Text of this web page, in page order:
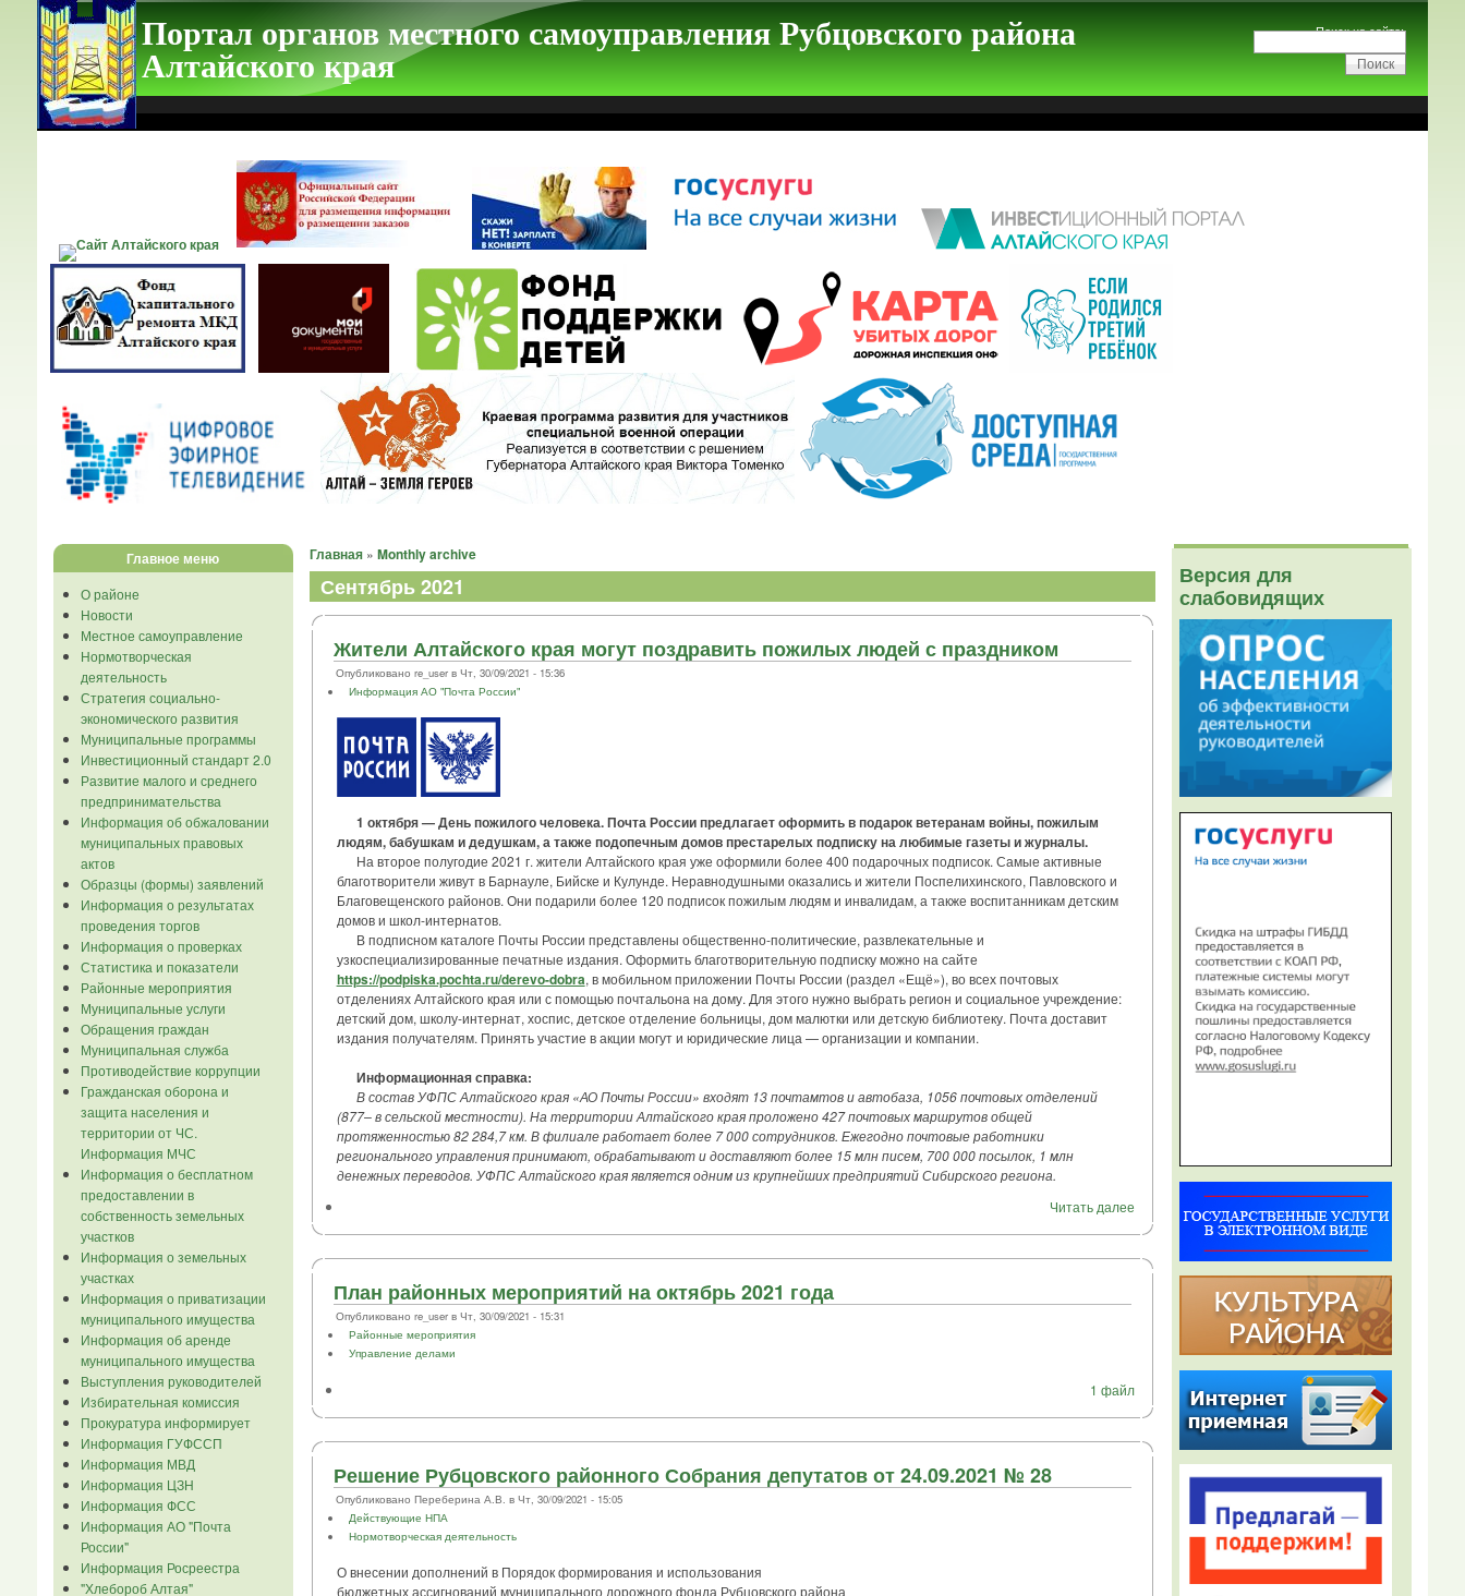
Портал органов местного самоуправления Рубцовского района
Алтайского края
Поиск на сайте:
Главное меню
О районе
Новости
Местное самоуправление
Нормотворческая
деятельность
Стратегия социально-
экономического развития
Муниципальные программы
Инвестиционный стандарт 2.0
Развитие малого и среднего
предпринимательства
Информация об обжаловании
муниципальных правовых
актов
Образцы (формы) заявлений
Информация о результатах
проведения торгов
Информация о проверках
Статистика и показатели
Районные мероприятия
Муниципальные услуги
Обращения граждан
Муниципальная служба
Противодействие коррупции
Гражданская оборона и
защита населения и
территории от ЧС.
Информация МЧС
Информация о бесплатном
предоставлении в
собственность земельных
участков
Информация о земельных
участках
Информация о приватизации
муниципального имущества
Информация об аренде
муниципального имущества
Выступления руководителей
Избирательная комиссия
Прокуратура информирует
Информация ГУФССП
Информация МВД
Информация ЦЗН
Информация ФСС
Информация АО "Почта
России"
Информация Росреестра
"Хлебороб Алтая"
Главная» Monthly archive
Сентябрь 2021
Жители Алтайского края могут поздравить пожилых людей с праздником
Опубликовано re_user в Чт, 30/09/2021 - 15:36
Информация АО "Почта России"
1 октября — День пожилого человека. Почта России предлагает оформить в подарок ветеранам войны, пожилым
людям, бабушкам и дедушкам, а также подопечным домов престарелых подписку на любимые газеты и журналы.
На второе полугодие 2021 г. жители Алтайского края уже оформили более 400 подарочных подписок. Самые активные
благотворители живут в Барнауле, Бийске и Кулунде. Неравнодушными оказались и жители Поспелихинского, Павловского и
Благовещенского районов. Они подарили более 120 подписок пожилым людям и инвалидам, а также воспитанникам детским
домов и школ-интернатов.
В подписном каталоге Почты России представлены общественно-политические, развлекательные и
узкоспециализированные печатные издания. Оформить благотворительную подписку можно на сайте
https://podpiska.pochta.ru/derevo-dobra, в мобильном приложении Почты России (раздел «Ещё»), во всех почтовых
отделениях Алтайского края или с помощью почтальона на дому. Для этого нужно выбрать регион и социальное учреждение:
детский дом, школу-интернат, хоспис, детское отделение больницы, дом малютки или детскую библиотеку. Почта доставит
издания получателям. Принять участие в акции могут и юридические лица — организации и компании.
Информационная справка:
В состав УФПС Алтайского края «АО Почты России» входят 13 почтамтов и автобаза, 1056 почтовых отделений
(877– в сельской местности). На территории Алтайского края проложено 427 почтовых маршрутов общей
протяженностью 82 284,7 км. В филиале работает более 7 000 сотрудников. Ежегодно почтовые работники
регионального управления принимают, обрабатывают и доставляют более 15 млн писем, 700 000 посылок, 1 млн
денежных переводов. УФПС Алтайского края является одним из крупнейших предприятий Сибирского региона.
Читать далее
План районных мероприятий на октябрь 2021 года
Опубликовано re_user в Чт, 30/09/2021 - 15:31
Районные мероприятия
Управление делами
1 файл
Решение Рубцовского районного Собрания депутатов от 24.09.2021 № 28
Опубликовано Переберина А.В. в Чт, 30/09/2021 - 15:05
Действующие НПА
Нормотворческая деятельность
О внесении дополнений в Порядок формирования и использования
бюджетных ассигнований муниципального дорожного фонда Рубцовского района
Версия для
слабовидящих